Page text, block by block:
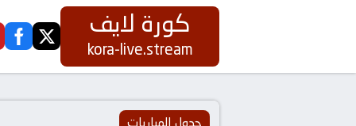
كورة
لايف
كورة لايف
kora-live.stream
twitter